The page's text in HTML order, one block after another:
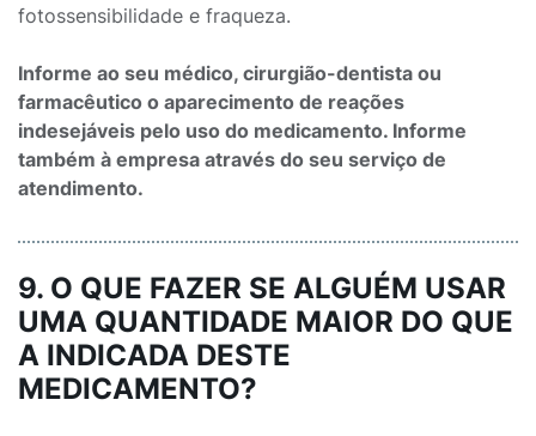
fotossensibilidade e fraqueza.
Informe ao seu médico, cirurgião-dentista ou
farmacêutico o aparecimento de reações
indesejáveis pelo uso do medicamento. Informe
também à empresa através do seu serviço de
atendimento.
9. O QUE FAZER SE ALGUÉM USAR
UMA QUANTIDADE MAIOR DO QUE
A INDICADA DESTE
MEDICAMENTO?